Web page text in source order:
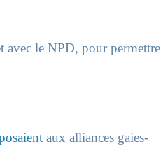
avec le NPD, pour permettre
aux alliances gaies-